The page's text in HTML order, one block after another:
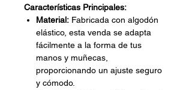
Características Principales:
Material: Fabricada con algodón
elástico, esta venda se adapta
fácilmente a la forma de tus
manos y muñecas,
proporcionando un ajuste seguro
y cómodo.